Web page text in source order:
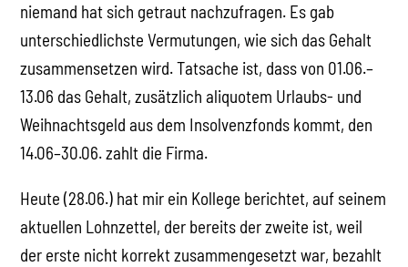
niemand hat sich getraut nachzufragen. Es gab
unterschiedlichste Vermutungen, wie sich das Gehalt
zusammensetzen wird. Tatsache ist, dass von 01.06.–
13.06 das Gehalt, zusätzlich aliquotem Urlaubs- und
Weihnachtsgeld aus dem Insolvenzfonds kommt, den
14.06–30.06. zahlt die Firma.
Heute (28.06.) hat mir ein Kollege berichtet, auf seinem
aktuellen Lohnzettel, der bereits der zweite ist, weil
der erste nicht korrekt zusammengesetzt war, bezahlt